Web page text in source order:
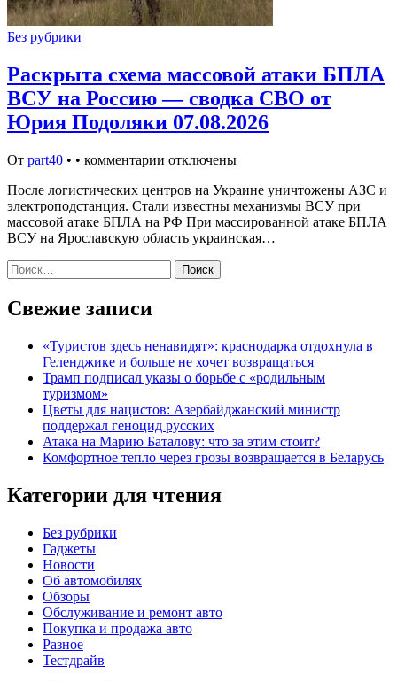
Без рубрики
Раскрыта схема массовой атаки БПЛА
ВСУ на Россию — сводка СВО от
Юрия Подоляки 07.08.2026
От part40 • • комментарии отключены
После логистических центров на Украине уничтожены АЗС и
электроподстанция. Стали известны механизмы ВСУ при
массовой атаке БПЛА на РФ При массированной атаке БПЛА
ВСУ на Ярославскую область украинская…
Найти:
Свежие записи
«Туристов здесь ненавидят»: краснодарка отдохнула в
Геленджике и больше не хочет возвращаться
Трамп подписал указы о борьбе с «родильным
туризмом»
Цветы для нацистов: Азербайджанский министр
поддержал геноцид русских
Атака на Марию Баталову: что за этим стоит?
Комфортное тепло через грозы возвращается в Беларусь
Категории для чтения
Без рубрики
Гаджеты
Новости
Об автомобилях
Обзоры
Обслуживание и ремонт авто
Покупка и продажа авто
Разное
Тестдрайв